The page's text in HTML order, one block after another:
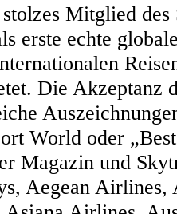
Mitglied
erste echte
Die Akzeptanz
World oder
Magazin und
Aegean